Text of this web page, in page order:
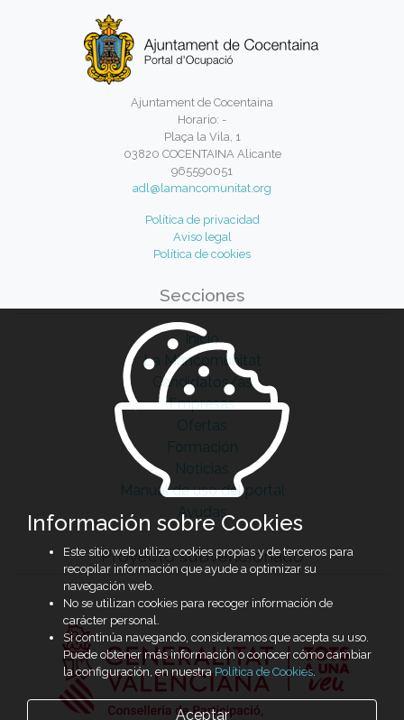
Ajuntament de Cocentaina
Horario: -
Plaça la Vila, 1
03820 COCENTAINA Alicante
965590051
adl@lamancomunitat.org
Política de privacidad
Aviso legal
Política de cookies
Secciones
Inicio
La Mancomunitat
Candidatos/as
Empresas
Ofertas
Formación
Noticias
Manual de uso del portal
Ayudas
Proyecto subvencionado
Información sobre Cookies
Este sitio web utiliza cookies propias y de terceros para
recopilar información que ayude a optimizar su
navegación web.
No se utilizan cookies para recoger información de
carácter personal.
Si continúa navegando, consideramos que acepta su uso.
Puede obtener más información o conocer cómo cambiar
la configuración, en nuestra Política de Cookies.
Aceptar